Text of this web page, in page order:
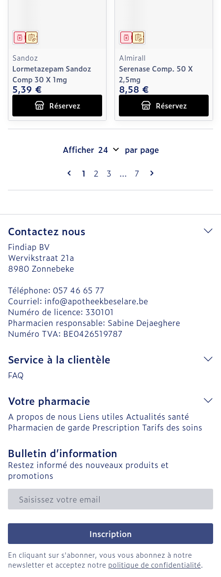
Sur prescription
Médicament
Sandoz
Lormetazepam Sandoz
Comp 30 X 1mg
5,39 €
Réservez
Sur prescription
Médicament
Almirall
Serenase Comp. 50 X
2,5mg
8,58 €
Réservez
Pages
Vous lisez actuellement la page
1 Page
2 Page
3 ... Page
7
Afficher par page
Contactez nous
Findiap BV
Wervikstraat 21a
8980 Zonnebeke
Téléphone: 057 46 65 77
Courriel: info@apotheekbeselare.be
Numéro de licence: 330101
Pharmacien responsable: Sabine Dejaeghere
Numéro TVA: BE0426519787
Service à la clientèle
FAQ
Votre pharmacie
A propos de nous Liens utiles Actualités santé
Pharmacien de garde Prescription Tarifs des soins
Bulletin d’information
Restez informé des nouveaux produits et
promotions
Adresse mail
Inscription
En cliquant sur s'abonner, vous vous abonnez à notre
newsletter et acceptez notre politique de confidentialité.